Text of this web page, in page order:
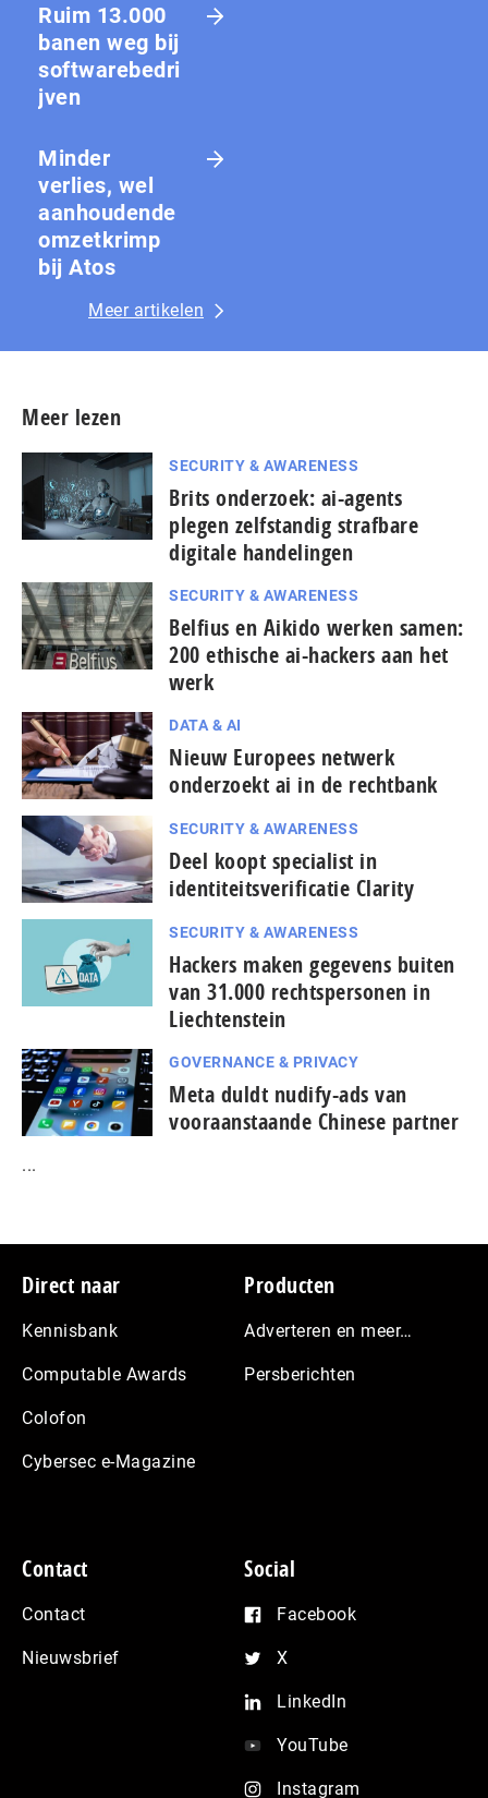
Ruim 13.000
banen weg bij
softwarebedri
jven
Minder
verlies, wel
aanhoudende
omzetkrimp
bij Atos
Meer artikelen
Meer lezen
SECURITY & AWARENESS
Brits onderzoek: ai-agents
plegen zelfstandig strafbare
digitale handelingen
SECURITY & AWARENESS
Belfius en Aikido werken samen:
200 ethische ai-hackers aan het
werk
DATA & AI
Nieuw Europees netwerk
onderzoekt ai in de rechtbank
SECURITY & AWARENESS
Deel koopt specialist in
identiteitsverificatie Clarity
SECURITY & AWARENESS
Hackers maken gegevens buiten
van 31.000 rechtspersonen in
Liechtenstein
GOVERNANCE & PRIVACY
Meta duldt nudify-ads van
vooraanstaande Chinese partner
...
Footer
Direct naar
Kennisbank
Computable Awards
Colofon
Cybersec e-Magazine
Producten
Adverteren en meer…
Persberichten
Contact
Contact
Nieuwsbrief
Social
Facebook
X
LinkedIn
YouTube
Instagram